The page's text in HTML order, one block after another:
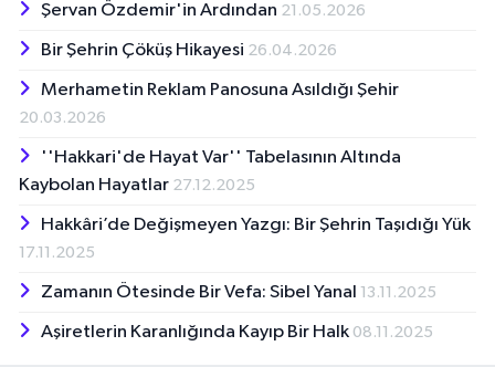
Şervan Özdemir'in Ardından 21.05.2026
Bir Şehrin Çöküş Hikayesi 26.04.2026
Merhametin Reklam Panosuna Asıldığı Şehir
20.03.2026
''Hakkari'de Hayat Var'' Tabelasının Altında
Kaybolan Hayatlar 27.12.2025
Hakkâri’de Değişmeyen Yazgı: Bir Şehrin Taşıdığı Yük
17.11.2025
Zamanın Ötesinde Bir Vefa: Sibel Yanal 13.11.2025
Aşiretlerin Karanlığında Kayıp Bir Halk 08.11.2025